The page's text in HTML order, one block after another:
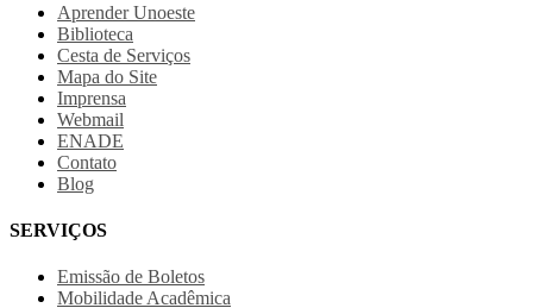
Aprender Unoeste
Biblioteca
Cesta de Serviços
Mapa do Site
Imprensa
Webmail
ENADE
Contato
Blog
SERVIÇOS
Emissão de Boletos
Mobilidade Acadêmica